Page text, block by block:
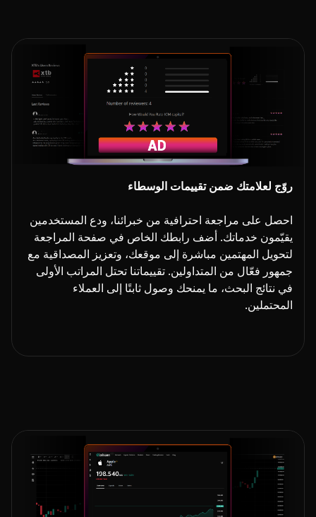
روّج لعلامتك ضمن تقييمات الوسطاء
احصل على مراجعة احترافية من خبرائنا، ودع المستخدمين
يقيّمون خدماتك. أضف رابطك الخاص في صفحة المراجعة
لتحويل المهتمين مباشرة إلى موقعك، وتعزيز المصداقية مع
جمهور فعّال من المتداولين. تقييماتنا تحتل المراتب الأولى
في نتائج البحث، ما يمنحك وصول ثابتًا إلى العملاء
المحتملين.